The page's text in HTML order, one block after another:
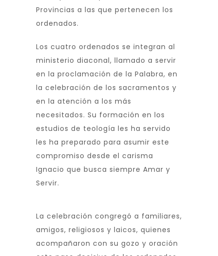
Provincias a las que pertenecen los
ordenados.
Los cuatro ordenados se integran al
ministerio diaconal, llamado a servir
en la proclamación de la Palabra, en
la celebración de los sacramentos y
en la atención a los más
necesitados. Su formación en los
estudios de teología les ha servido
les ha preparado para asumir este
compromiso desde el carisma
Ignacio que busca siempre Amar y
Servir.
La celebración congregó a familiares,
amigos, religiosos y laicos, quienes
acompañaron con su gozo y oración